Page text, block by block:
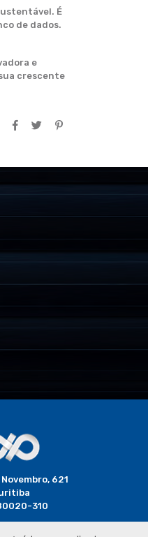
É
de dados.
e
crescente
621
310